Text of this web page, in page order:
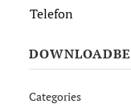
Telefon
Categories